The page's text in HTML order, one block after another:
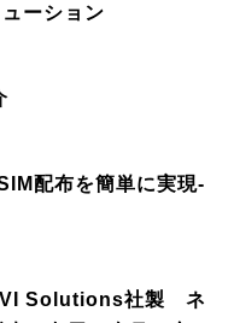
ーション
配布を簡単に実現-
Solutions社製 ネ